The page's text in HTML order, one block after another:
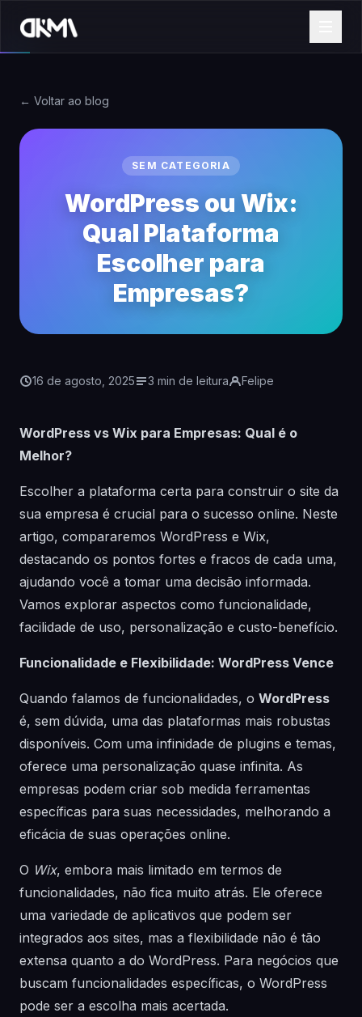
← Voltar ao blog
SEM CATEGORIA
WordPress ou Wix:
Qual Plataforma
Escolher para
Empresas?
16 de agosto, 2025 3 min de leitura Felipe
WordPress vs Wix para Empresas: Qual é o
Melhor?
Escolher a plataforma certa para construir o site da
sua empresa é crucial para o sucesso online. Neste
artigo, compararemos WordPress e Wix,
destacando os pontos fortes e fracos de cada uma,
ajudando você a tomar uma decisão informada.
Vamos explorar aspectos como funcionalidade,
facilidade de uso, personalização e custo-benefício.
Funcionalidade e Flexibilidade: WordPress Vence
Quando falamos de funcionalidades, o WordPress
é, sem dúvida, uma das plataformas mais robustas
disponíveis. Com uma infinidade de plugins e temas,
oferece uma personalização quase infinita. As
empresas podem criar sob medida ferramentas
específicas para suas necessidades, melhorando a
eficácia de suas operações online.
O Wix, embora mais limitado em termos de
funcionalidades, não fica muito atrás. Ele oferece
uma variedade de aplicativos que podem ser
integrados aos sites, mas a flexibilidade não é tão
extensa quanto a do WordPress. Para negócios que
buscam funcionalidades específicas, o WordPress
pode ser a escolha mais acertada.